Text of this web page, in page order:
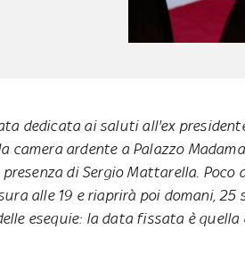
dedicata ai saluti all'ex
camera ardente a Palazzo
di Sergio Mattarella. Poco
alle 19 e riaprirà poi domani, 25
esequie: la data fissata è